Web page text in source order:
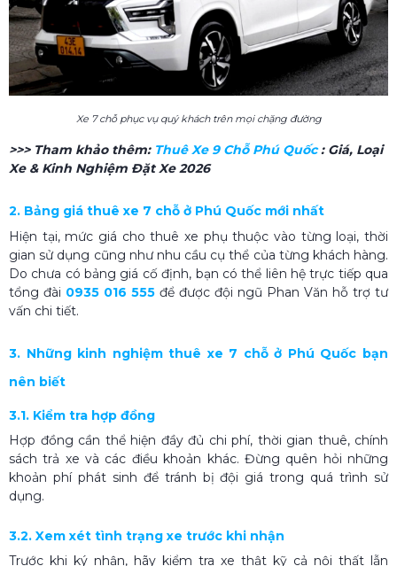
Xe 7 chỗ phục vụ quý khách trên mọi chặng đường
>>> Tham khảo thêm: Thuê Xe 9 Chỗ Phú Quốc: Giá, Loại
Xe & Kinh Nghiệm Đặt Xe 2026
2. Bảng giá thuê xe 7 chỗ ở Phú Quốc mới nhất
Hiện tại, mức giá cho thuê xe phụ thuộc vào từng loại, thời
gian sử dụng cũng như nhu cầu cụ thể của từng khách hàng.
Do chưa có bảng giá cố định, bạn có thể liên hệ trực tiếp qua
tổng đài 0935 016 555 để được đội ngũ Phan Văn hỗ trợ tư
vấn chi tiết.
3. Những kinh nghiệm thuê xe 7 chỗ ở Phú Quốc bạn
nên biết
3.1. Kiểm tra hợp đồng
Hợp đồng cần thể hiện đầy đủ chi phí, thời gian thuê, chính
sách trả xe và các điều khoản khác. Đừng quên hỏi những
khoản phí phát sinh để tránh bị đội giá trong quá trình sử
dụng.
3.2. Xem xét tình trạng xe trước khi nhận
Trước khi ký nhận, hãy kiểm tra xe thật kỹ cả nội thất lẫn